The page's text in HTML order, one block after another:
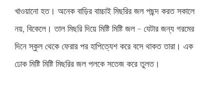
খাওয়ানো হত। অনেক বাড়ির বাচ্চাই মিছরির জল পছন্দ করত সকালে
নয়, বিকেলে। তাল মিছরি দিয়ে মিষ্টি মিষ্টি জল - যেটার জন্য গরমের
দিনে স্কুল থেকে ফেরার পর হাপিত্যেশ করে বসে থাকত তারা। এক
ঢোক মিষ্টি মিষ্টি মিছরির জল পলকে সতেজ করে তুলত।